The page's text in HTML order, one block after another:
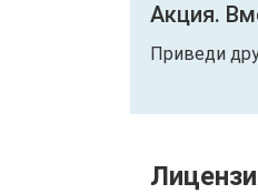
Акция.
Приведи